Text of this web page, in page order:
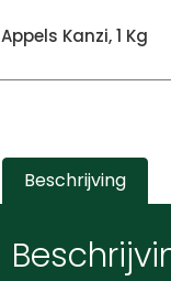
Appels Kanzi, 1 Kg
Beschrijving